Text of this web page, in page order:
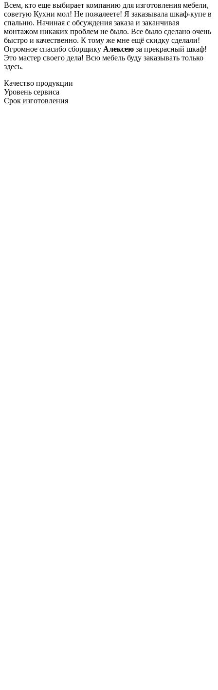
Всем, кто еще выбирает компанию для изготовления мебели,
советую Кухни мол! Не пожалеете! Я заказывала шкаф-купе в
спальню. Начиная с обсуждения заказа и заканчивая
монтажом никаких проблем не было. Все было сделано очень
быстро и качественно. К тому же мне ещё скидку сделали!
Огромное спасибо сборщику Алексею за прекрасный шкаф!
Это мастер своего дела! Всю мебель буду заказывать только
здесь.
Качество продукции
Уровень сервиса
Срок изготовления